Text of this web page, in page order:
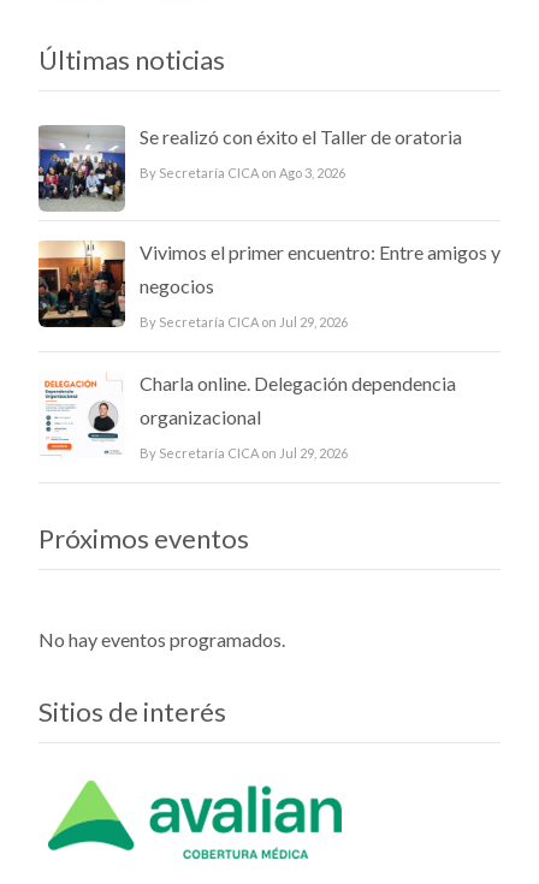
Últimas noticias
Se realizó con éxito el Taller de oratoria
By Secretaría CICA on Ago 3, 2026
Vivimos el primer encuentro: Entre amigos y
negocios
By Secretaría CICA on Jul 29, 2026
Charla online. Delegación dependencia
organizacional
By Secretaría CICA on Jul 29, 2026
Próximos eventos
No hay eventos programados.
Sitios de interés